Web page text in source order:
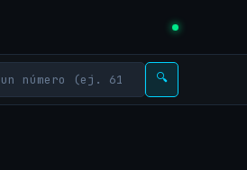
🔍